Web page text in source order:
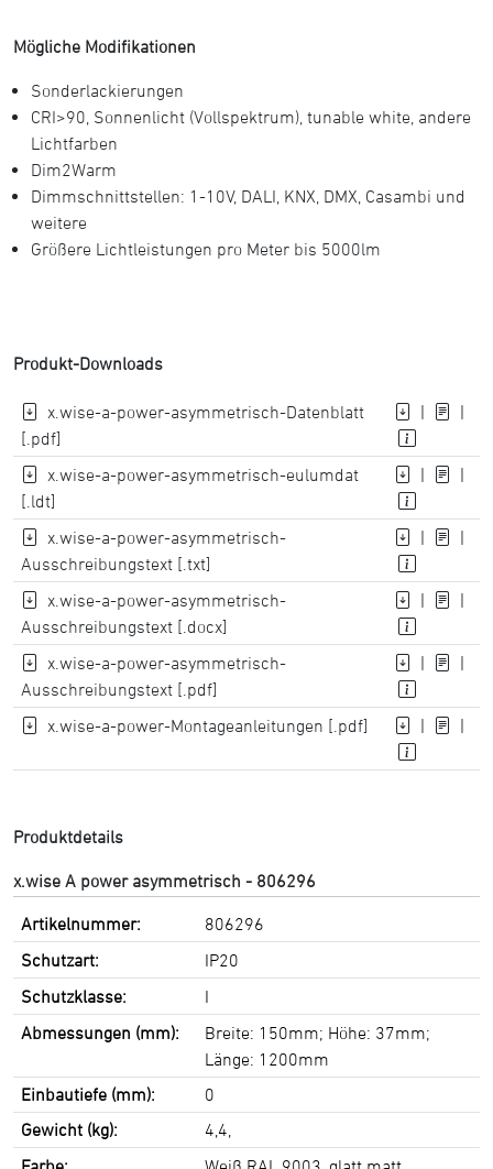
Mögliche Modifikationen
Sonderlackierungen
CRI>90, Sonnenlicht (Vollspektrum), tunable white, andere
Lichtfarben
Dim2Warm
Dimmschnittstellen: 1-10V, DALI, KNX, DMX, Casambi und
weitere
Größere Lichtleistungen pro Meter bis 5000lm
Produkt-Downloads
x.wise-a-power-asymmetrisch-Datenblatt
[.pdf]
| |
x.wise-a-power-asymmetrisch-eulumdat
[.ldt]
| |
x.wise-a-power-asymmetrisch-
Ausschreibungstext [.txt]
| |
x.wise-a-power-asymmetrisch-
Ausschreibungstext [.docx]
| |
x.wise-a-power-asymmetrisch-
Ausschreibungstext [.pdf]
| |
x.wise-a-power-Montageanleitungen [.pdf] | |
Produktdetails
x.wise A power asymmetrisch - 806296
Artikelnummer:
806296
Schutzart:
IP20
Schutzklasse:
I
Abmessungen (mm):
Breite: 150mm; Höhe: 37mm;
Länge: 1200mm
Einbautiefe (mm):
0
Gewicht (kg):
4,4,